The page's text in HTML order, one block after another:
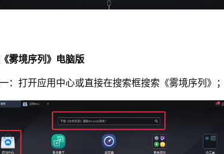
雾境序列》电脑版
打开应用中心或直接在搜索框搜索《雾境序列》；